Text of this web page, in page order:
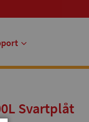
Svartplåt